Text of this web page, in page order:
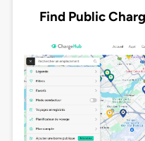
Find Public